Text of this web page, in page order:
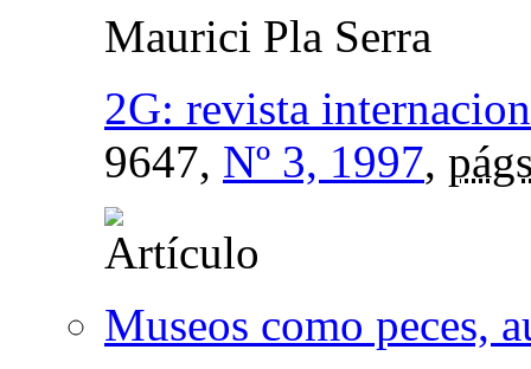
Maurici Pla Serra
2G: revista
9647, Nº 3, 1997,
Museos como peces,